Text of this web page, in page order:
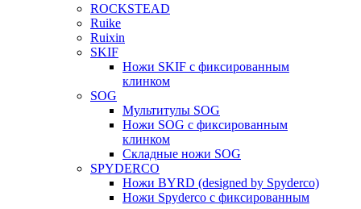
ROCKSTEAD
Ruike
Ruixin
SKIF
Ножи SKIF с фиксированным
клинком
SOG
Мультитулы SOG
Ножи SOG с фиксированным
клинком
Складные ножи SOG
SPYDERCO
Ножи BYRD (designed by Spyderco)
Ножи Spyderco c фиксированным